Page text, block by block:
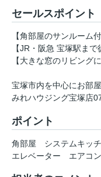
セールスポイント
【角部屋のサンルーム
【JR・阪急 宝塚駅ま
【大きな窓のリビング
宝塚市内を中心にお部
みれハウジング宝塚店
ポイント
角部屋 システムキッ
エレベーター
エアコン